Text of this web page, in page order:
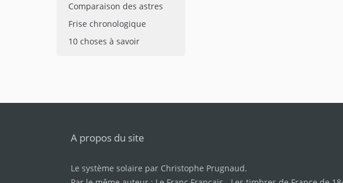
Comparaison des astres
Frise chronologique
10 choses à savoir
A propos du site
Le système solaire par Christophe Prugnaud.